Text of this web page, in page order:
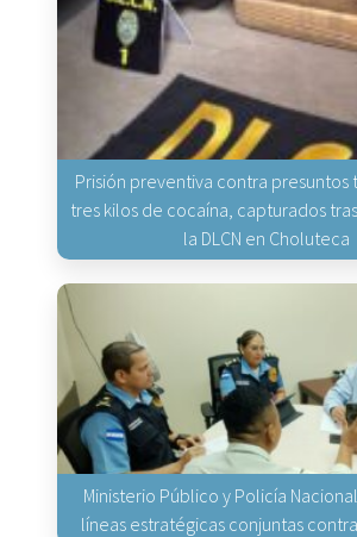
Prisión preventiva contra presuntos
tres kilos de cocaína, capturados
la DLCN en Choluteca
Ministerio Público y Policía
líneas estratégicas conjuntas